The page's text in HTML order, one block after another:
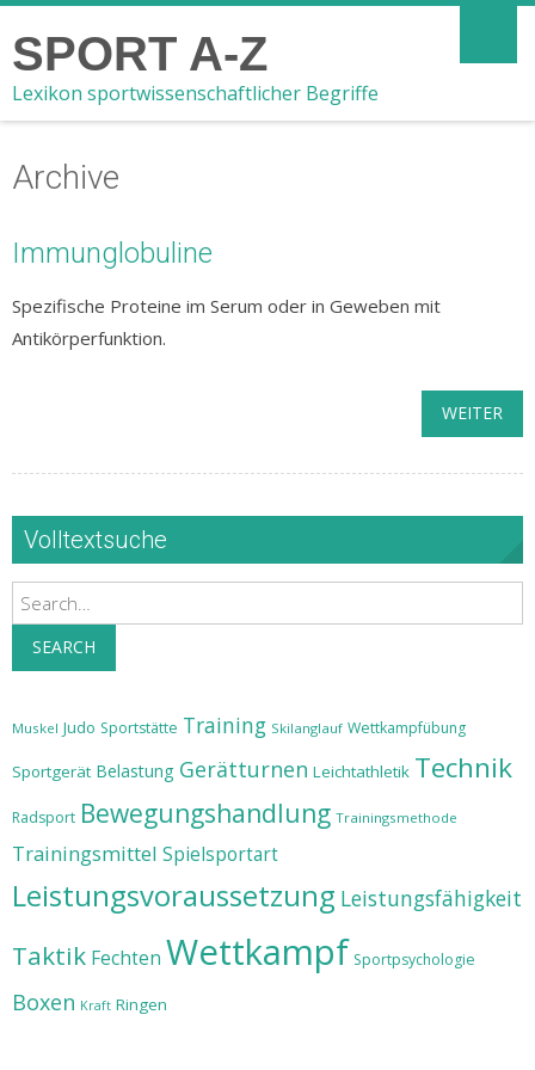
SPORT A-Z
Lexikon sportwissenschaftlicher Begriffe
Archive
Immunglobuline
Spezifische Proteine im Serum oder in Geweben mit
Antikörperfunktion.
WEITER
Volltextsuche
Search
SEARCH
Muskel Judo Sportstätte Training Skilanglauf Wettkampfübung
Sportgerät Belastung Gerätturnen Leichtathletik Technik
Radsport Bewegungshandlung Trainingsmethode
Trainingsmittel Spielsportart
Leistungsvoraussetzung Leistungsfähigkeit
Taktik Fechten Wettkampf Sportpsychologie
Boxen Kraft Ringen